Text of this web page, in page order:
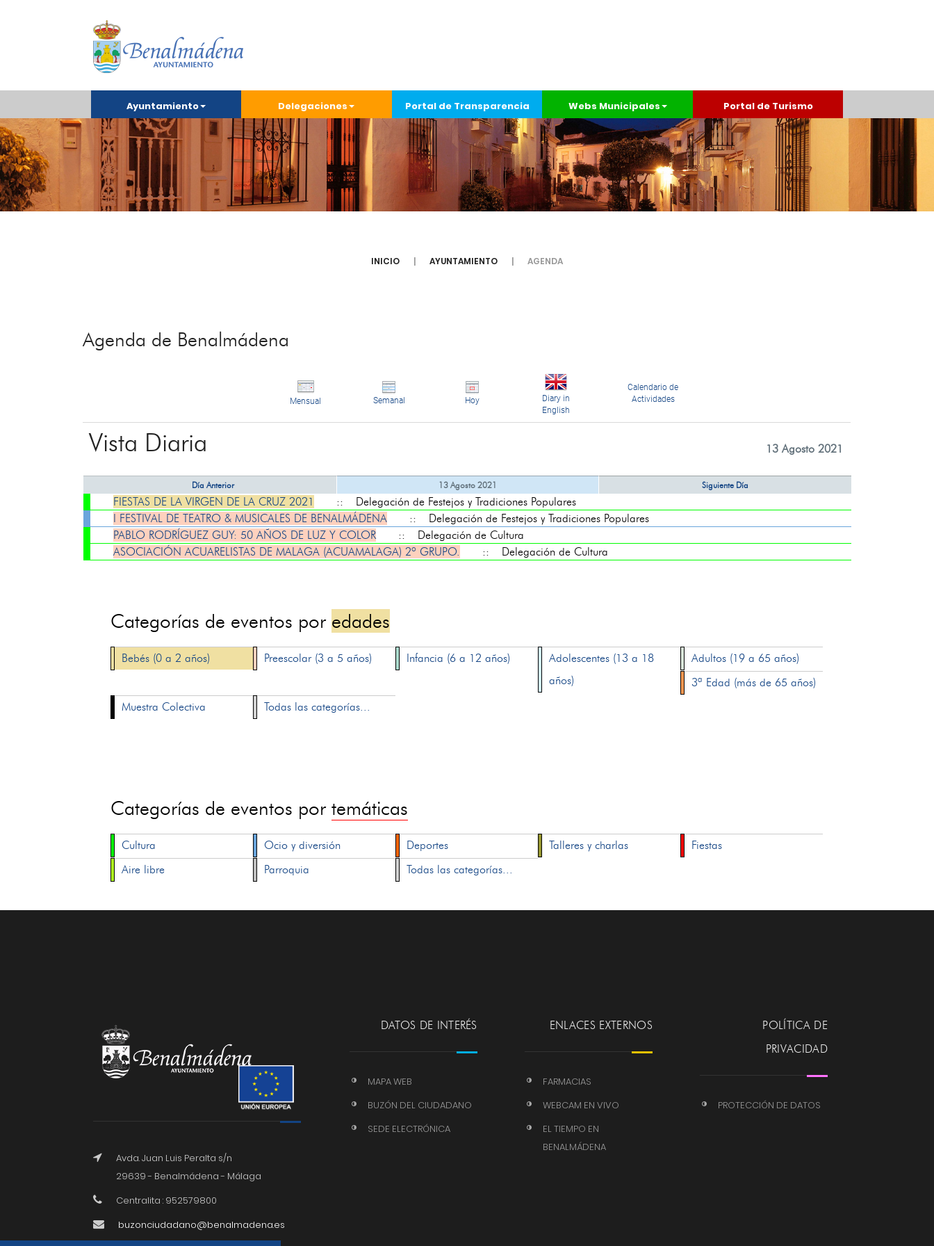
Ayuntamiento Delegaciones Portal de Transparencia Webs Municipales Portal de Turismo
INICIO AYUNTAMIENTO AGENDA
Agenda de Benalmádena
Mensual Semanal Hoy
Diary in
English
Calendario de
Actividades
Vista Diaria 13 Agosto 2021
Día Anterior 13 Agosto 2021 Siguiente Día
FIESTAS DE LA VIRGEN DE LA CRUZ 2021
:: Delegación de Festejos y Tradiciones Populares
I FESTIVAL DE TEATRO & MUSICALES DE BENALMÁDENA
:: Delegación de Festejos y Tradiciones Populares
PABLO RODRÍGUEZ GUY: 50 AÑOS DE LUZ Y COLOR
:: Delegación de Cultura
ASOCIACIÓN ACUARELISTAS DE MALAGA (ACUAMALAGA) 2º GRUPO.
:: Delegación de Cultura
Categorías de eventos por edades
Bebés (0 a 2 años) Preescolar (3 a 5 años) Infancia (6 a 12 años)
Adolescentes (13 a 18
años)
Adultos (19 a 65 años)
3ª Edad (más de 65 años)
Muestra Colectiva
Todas las categorías...
Categorías de eventos portemáticas
Cultura Ocio y diversión Deportes Talleres y charlas
Fiestas
Aire libre
Parroquia Todas las categorías...
Avda. Juan Luis Peralta s/n
29639 - Benalmádena - Málaga
Centralita : 952579800
buzonciudadano@benalmadena.es
DATOS DE INTERÉS
MAPA WEB
BUZÓN DEL CIUDADANO
SEDE ELECTRÓNICA
ENLACES EXTERNOS
FARMACIAS
WEBCAM EN VIVO
EL TIEMPO EN
BENALMÁDENA
POLÍTICA DE
PRIVACIDAD
PROTECCIÓN DE DATOS